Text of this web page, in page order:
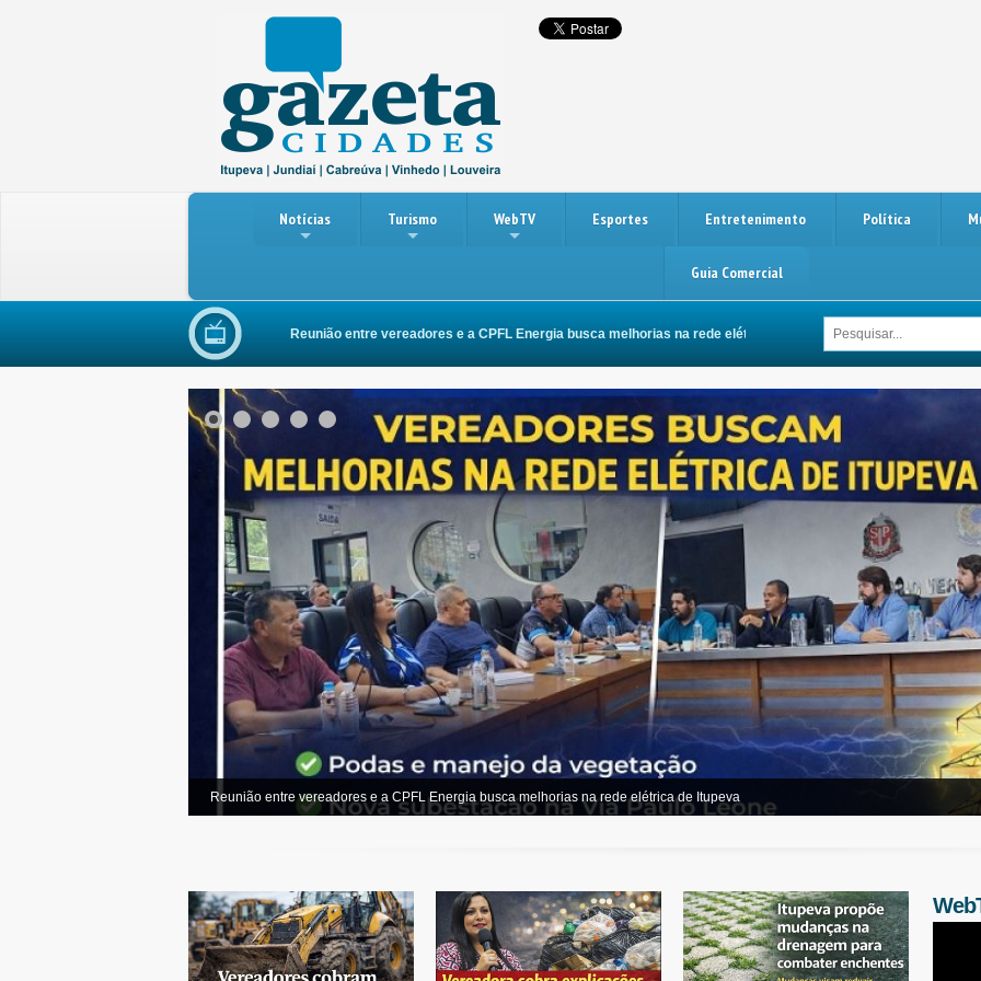
Notícias Turismo WebTV Esportes Entretenimento Política
Guia Comercial
Reunião entre vereadores e a CPFL Energia busca melhorias na rede elétrica de Itupeva Itupeva não tem
Reunião entre vereadores e a CPFL Energia busca melhorias na rede elétrica de Itupeva